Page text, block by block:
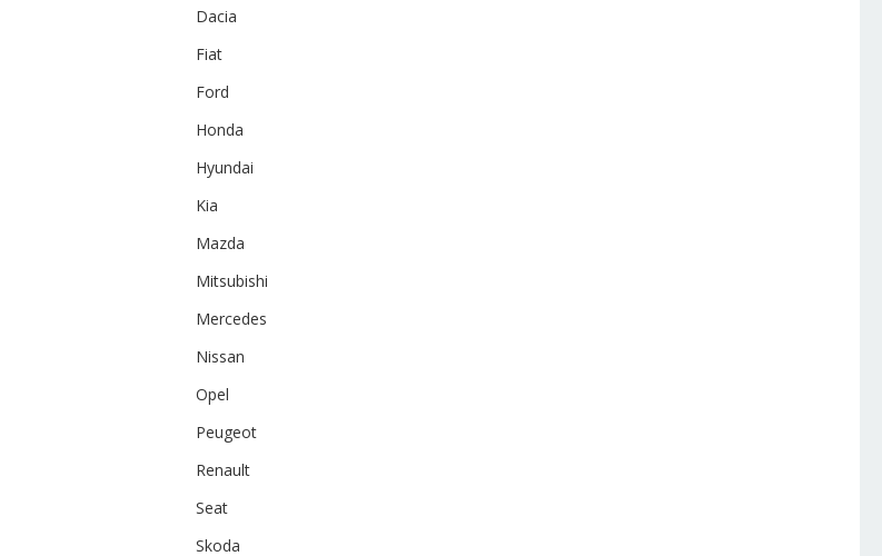
Dacia
Fiat
Ford
Honda
Hyundai
Kia
Mazda
Mitsubishi
Mercedes
Nissan
Opel
Peugeot
Renault
Seat
Skoda